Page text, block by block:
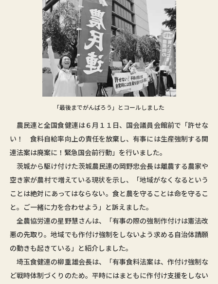
「最後までがんばろう」とコールしました
農民連と全国食健連は６月１１日、国会議員会館前で「許せな
い！ 食料自給率向上の責任を放棄し、有事には生産強制する関
連法案は廃案に！緊急国会前行動」を行いました。
茨城から駆け付けた茨城農民連の岡野忠会長は離農する農家や
空き家が農村で増えている現状を示し、「地域がなくなるという
ことは絶対にあってはならない。食と農を守ることは命を守るこ
と。ご一緒に力を合わせよう」と訴えました。
全農協労連の星野慧さんは、「有事の際の強制作付けは憲法改
悪の先取り。地域でも作付け強制をしないよう求める自治体請願
の動きも起きている」と紹介しました。
埼玉食健連の柳重雄会長は、「有事食料法案は、作付け強制な
ど戦時体制づくりのため。平時にはまともに作付け支援をしない